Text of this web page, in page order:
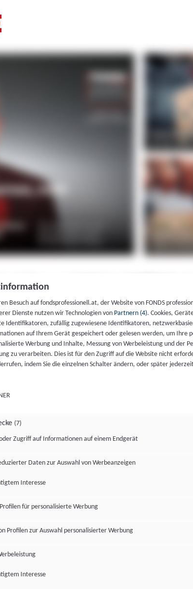
Besuch auf fondsprofessionell.at, der Website von FONDS
Dienste nutzen wir Technologien von Partnern (4). Cookies,
Identifikatoren, zufällig zugewiesene Identifikatoren,
auf Ihrem Gerät gespeichert oder gelesen werden, um Ihre
Werbung und Inhalte, Messung von Werbeleistung und der
zu verarbeiten. Dies ist für den Zugriff auf die Website nicht
indem Sie die einzelnen Schalter ändern, oder später
(7)
Zugriff auf Informationen auf einem Endgerät
Daten zur Auswahl von Werbeanzeigen
Interesse
für personalisierte Werbung
Profilen zur Auswahl personalisierter Werbung
Interesse